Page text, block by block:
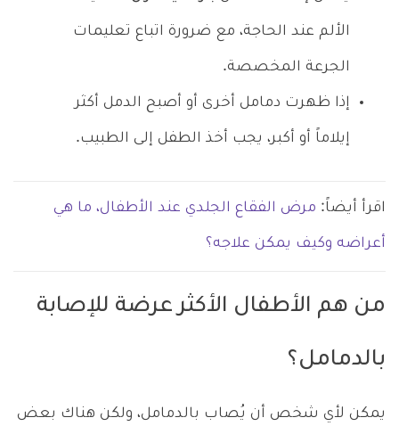
الألم عند الحاجة، مع ضرورة اتباع تعليمات
الجرعة المخصصة.
إذا ظهرت دمامل أخرى أو أصبح الدمل أكثر
إيلاماً أو أكبر، يجب أخذ الطفل إلى الطبيب.
اقرأ أيضاً: مرض الفقاع الجلدي عند الأطفال، ما هي
أعراضه وكيف يمكن علاجه؟
من هم الأطفال الأكثر عرضة للإصابة
بالدمامل؟
يمكن لأي شخص أن يُصاب بالدمامل، ولكن هناك بعض